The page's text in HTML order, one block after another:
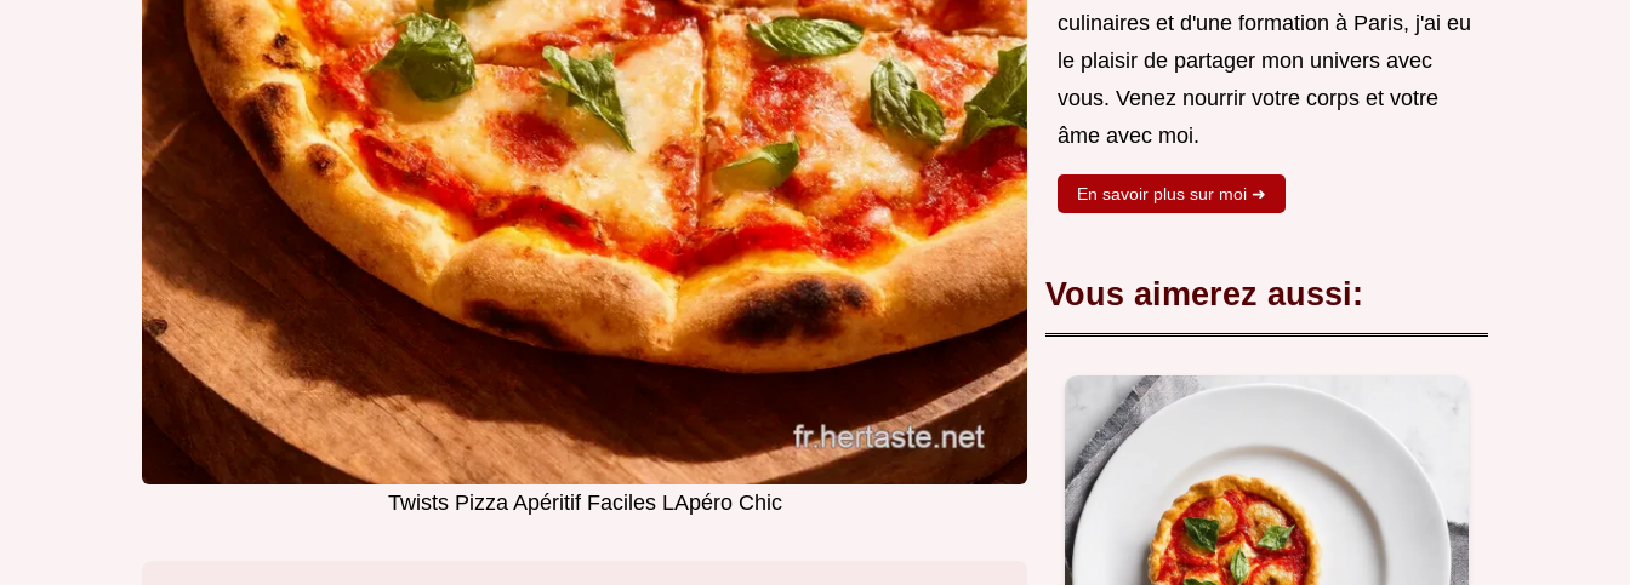
Twists Pizza Apéritif Faciles LApéro Chic
culinaires et d'une formation à Paris, j'ai eu
le plaisir de partager mon univers avec
vous. Venez nourrir votre corps et votre
âme avec moi.
En savoir plus sur moi ➜
Vous aimerez aussi: